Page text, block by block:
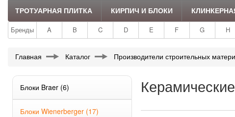
ТРОТУАРНАЯ ПЛИТКА КИРПИЧ И БЛОКИ
Бренды A B C D E F G H
Главная Каталог Производители строительных
Блоки Braer (6)
Блоки Wienerberger (17)